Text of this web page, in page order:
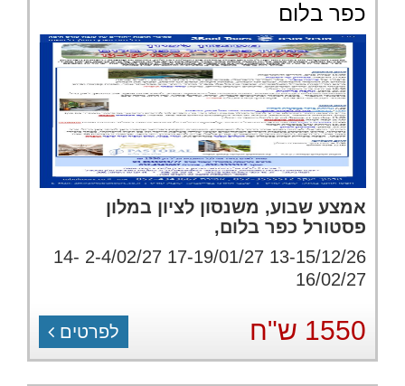
כפר בלום
אמצע שבוע, משנסון לציון במלון
פסטורל כפר בלום,
13-15/12/26 17-19/01/27 2-4/02/27 14-
16/02/27
1550 ש"ח לפרטים